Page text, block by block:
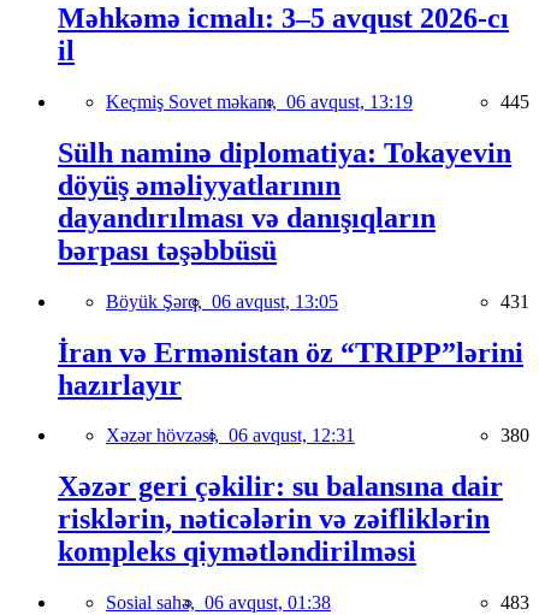
Məhkəmə icmalı: 3–5 avqust 2026-cı
il
Keçmiş Sovet məkanı, 06 avqust, 13:19 445
Sülh naminə diplomatiya: Tokayevin
döyüş əməliyyatlarının
dayandırılması və danışıqların
bərpası təşəbbüsü
Böyük Şərq, 06 avqust, 13:05 431
İran və Ermənistan öz “TRIPP”lərini
hazırlayır
Xəzər hövzəsi, 06 avqust, 12:31 380
Xəzər geri çəkilir: su balansına dair
risklərin, nəticələrin və zəifliklərin
kompleks qiymətləndirilməsi
Sosial sahə, 06 avqust, 01:38 483